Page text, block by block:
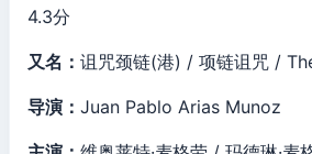
4.3分
又名： 诅咒颈链(港) / 项链诅咒 /
导演： Juan Pablo Arias Munoz